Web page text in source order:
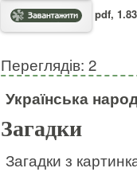
pdf,
Переглядів: 2
Українська
Загадки
Загадки з